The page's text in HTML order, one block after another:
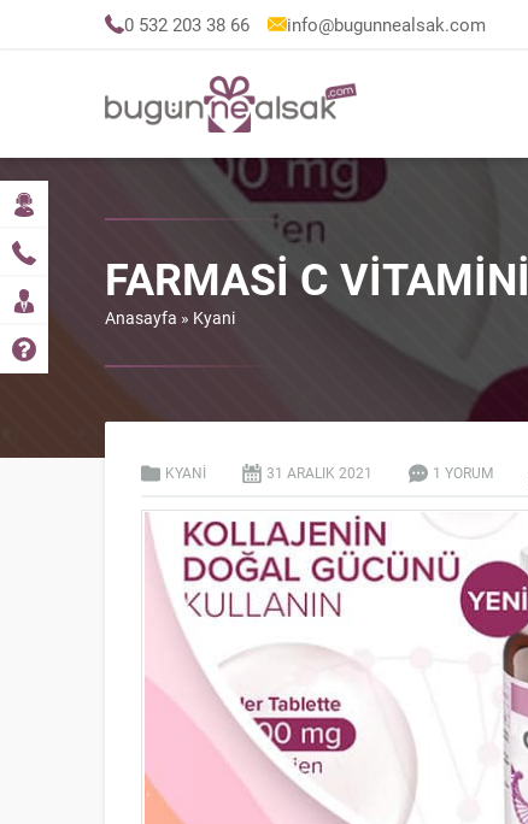
0 532 203 38 66 info@bugunnealsak.com
FARMASI C VITAMINI
Anasayfa » Kyani
KYANI 31 ARALIK 2021 1 YORUM